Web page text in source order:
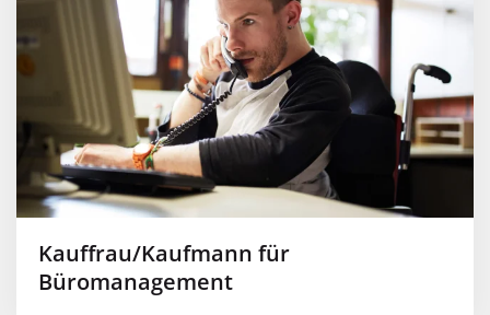
Kauffrau/Kaufmann für
Büromanagement